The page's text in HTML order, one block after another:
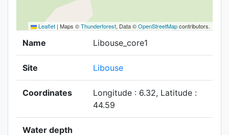
Leaflet | Maps ©Thunderforest, Data ©OpenStreetMapcontributors.
Name Libouse_core1
Site Libouse
Coordinates
Longitude : 6.32, Latitude :
44.59
Water depth